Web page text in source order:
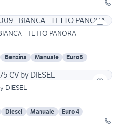
- TETTO PANORA
Benzina Manuale
Euro 5
DIESEL
Diesel Manuale
Euro 4